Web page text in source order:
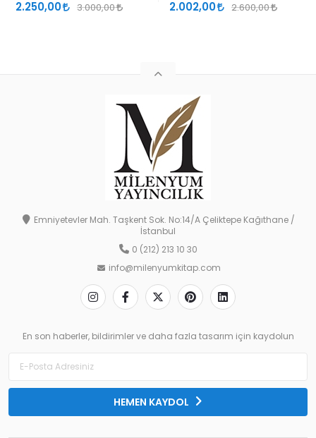
2.250,00 3.000,00 2.002,00 2.600,00
Emniyetevler Mah. Taşkent Sok. No:14/A Çeliktepe Kağıthane /
İstanbul
0 (212) 213 10 30
info@milenyumkitap.com
En son haberler, bildirimler ve daha fazla tasarım için kaydolun
HEMEN KAYDOL